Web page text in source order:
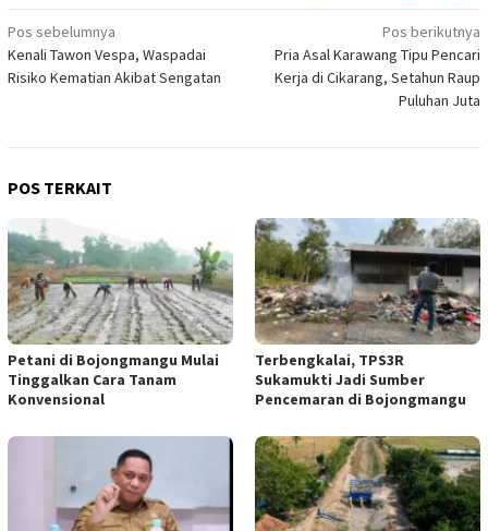
Navigasi
pos
Pos sebelumnya
Kenali Tawon Vespa, Waspadai
Risiko Kematian Akibat Sengatan
Pos berikutnya
Pria Asal Karawang Tipu Pencari
Kerja di Cikarang, Setahun Raup
Puluhan Juta
POS TERKAIT
Petani di Bojongmangu Mulai
Tinggalkan Cara Tanam
Konvensional
Terbengkalai, TPS3R
Sukamukti Jadi Sumber
Pencemaran di Bojongmangu